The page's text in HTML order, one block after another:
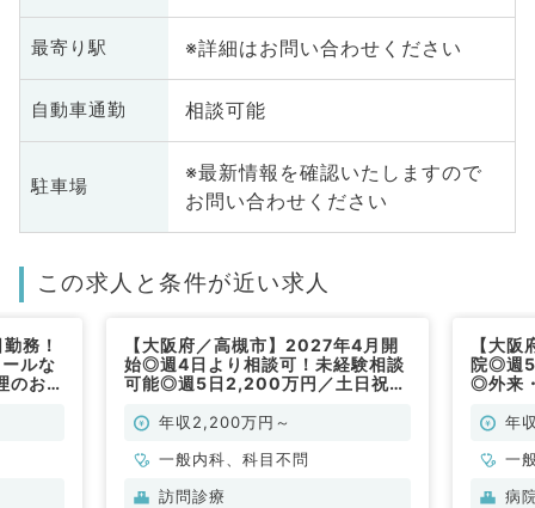
最寄り駅 ※詳細はお問い合わせください
自動車通勤 相談可能
駐車場
※最新情報を確認いたしますので
お問い合わせください
この求人と条件が近い求人
務！
ルな
のお仕
【大阪府／高槻市】2027年4月開
始◎週4日より相談可！未経験相談
可能◎週5日2,200万円／土日祝休
のお仕事です（一般内科／常勤）
年収2,200万円～
一般内科、科目不問
訪問診療
【大
院◎週
◎外来
年
一
科
病